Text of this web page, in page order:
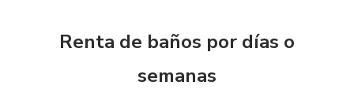
Renta de baños por días o
semanas